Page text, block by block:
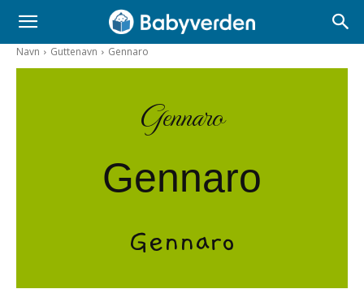
Navn Guttenavn Gennaro
Gennaro
Gennaro
Gennaro